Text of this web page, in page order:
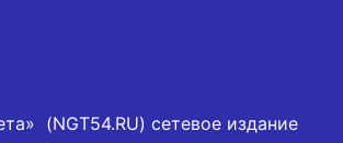
(NGT54.RU) сетевое издание